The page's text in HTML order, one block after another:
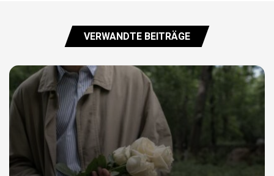
VERWANDTE BEITRÄGE